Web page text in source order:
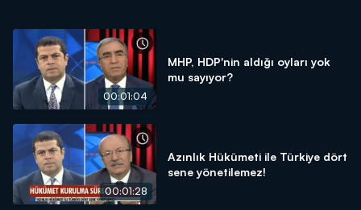
00:01:04
MHP, HDP'nin aldığı oyları yok
mu sayıyor?
00:01:28
Azınlık Hükümeti ile Türkiye dört
sene yönetilemez!